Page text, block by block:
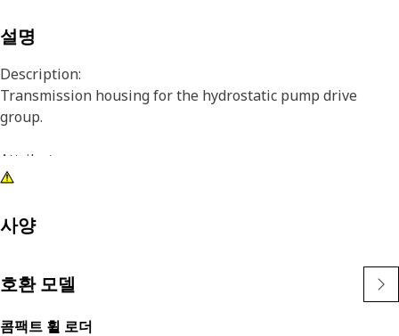
설명
Description:
Transmission housing for the hydrostatic pump drive
group.
Attributes:
Transmission housing for heavy duty use
Application:
사양
호환 모델
콤팩트 휠 로더